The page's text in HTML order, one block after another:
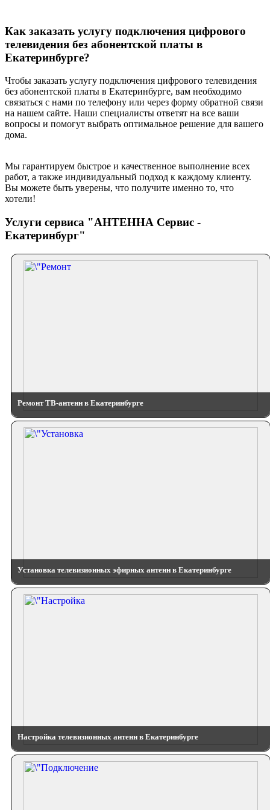
Как заказать услугу подключения цифрового
телевидения без абонентской платы в
Екатеринбурге?
Чтобы заказать услугу подключения цифрового телевидения
без абонентской платы в Екатеринбурге, вам необходимо
связаться с нами по телефону или через форму обратной связи
на нашем сайте. Наши специалисты ответят на все ваши
вопросы и помогут выбрать оптимальное решение для вашего
дома.
Мы гарантируем быстрое и качественное выполнение всех
работ, а также индивидуальный подход к каждому клиенту.
Вы можете быть уверены, что получите именно то, что
хотели!
Услуги сервиса "АНТЕННА Сервис -
Екатеринбург"
Ремонт ТВ-антенн в Екатеринбурге
Установка телевизионных эфирных антенн в Екатеринбурге
Настройка телевизионных антенн в Екатеринбурге